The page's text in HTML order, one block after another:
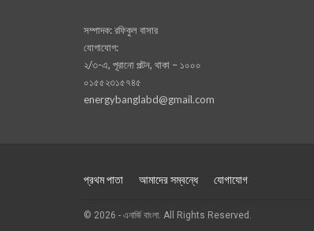
সম্পাদক: রফিকুল বাসার
যোগাযোগ:
২/৩-এ, পূরানো পল্টন, থাকা – ১০০০
০১৫৫২৩১৫৭৪৫
energybanglabd@gmail.com
প্রথম পাতা আমাদের সম্বন্ধে যোগাযোগ
© 2026 - এনার্জি বাংলা. All Rights Reserved.